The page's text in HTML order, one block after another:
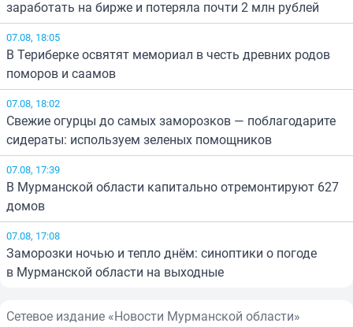
заработать на бирже и потеряла почти 2 млн рублей
07.08, 18:05
В Териберке освятят мемориал в честь древних родов
поморов и саамов
07.08, 18:02
Свежие огурцы до самых заморозков — поблагодарите
сидераты: используем зеленых помощников
07.08, 17:39
В Мурманской области капитально отремонтируют 627
домов
07.08, 17:08
Заморозки ночью и тепло днём: синоптики о погоде
в Мурманской области на выходные
Сетевое издание «Новости Мурманской области»